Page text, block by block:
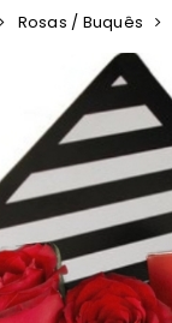
Rosas / Buquês